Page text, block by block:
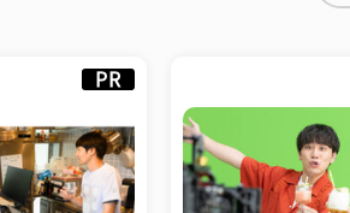
PR